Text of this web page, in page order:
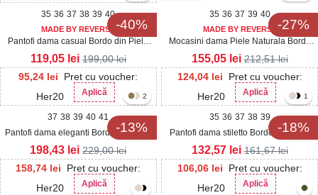
-40%
35 36 37 38 39 40
MADE BY REVERSE
Pantofi dama casual Bordo din Piele
Ecologica Lacuita Tamara
95,24 lei
Pret cu voucher:
Her20
Aplică
119,05 lei 199,00lei
-27%
35 36 37 39 40
MADE BY REVERSE
Mocasini dama Piele Naturala Bordo
Genesi
124,04 lei
Pret cu voucher:
Her20
Aplică
155,05 lei 212,51lei
-13%
2
37 38 39 40 41
Pantofi dama eleganti Bordo din Piele
Ecologica Lacuita Ayomi
158,74 lei
Pret cu voucher:
Her20
Aplică
198,43 lei 229,00lei
-18%
1
35 36 37 38 39
Pantofi dama stiletto Bordo din Piele
Ecologica Intoarsa Tavery
106,06 lei
Pret cu voucher:
Her20
Aplică
132,57 lei 161,67lei